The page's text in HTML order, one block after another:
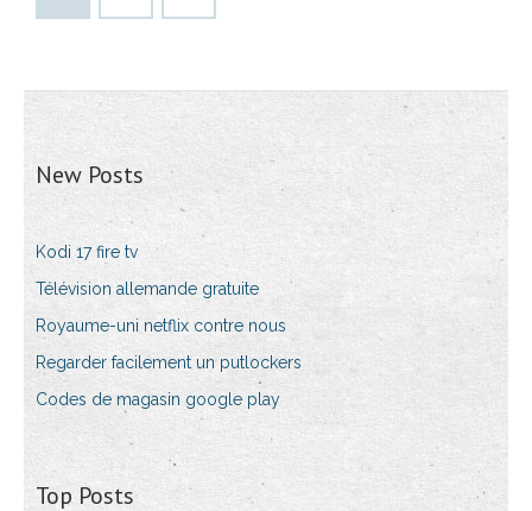
New Posts
Kodi 17 fire tv
Télévision allemande gratuite
Royaume-uni netflix contre nous
Regarder facilement un putlockers
Codes de magasin google play
Top Posts